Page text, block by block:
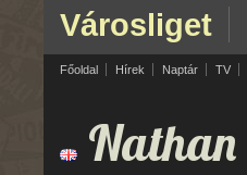
Városliget
Főoldal Hírek Naptár TV